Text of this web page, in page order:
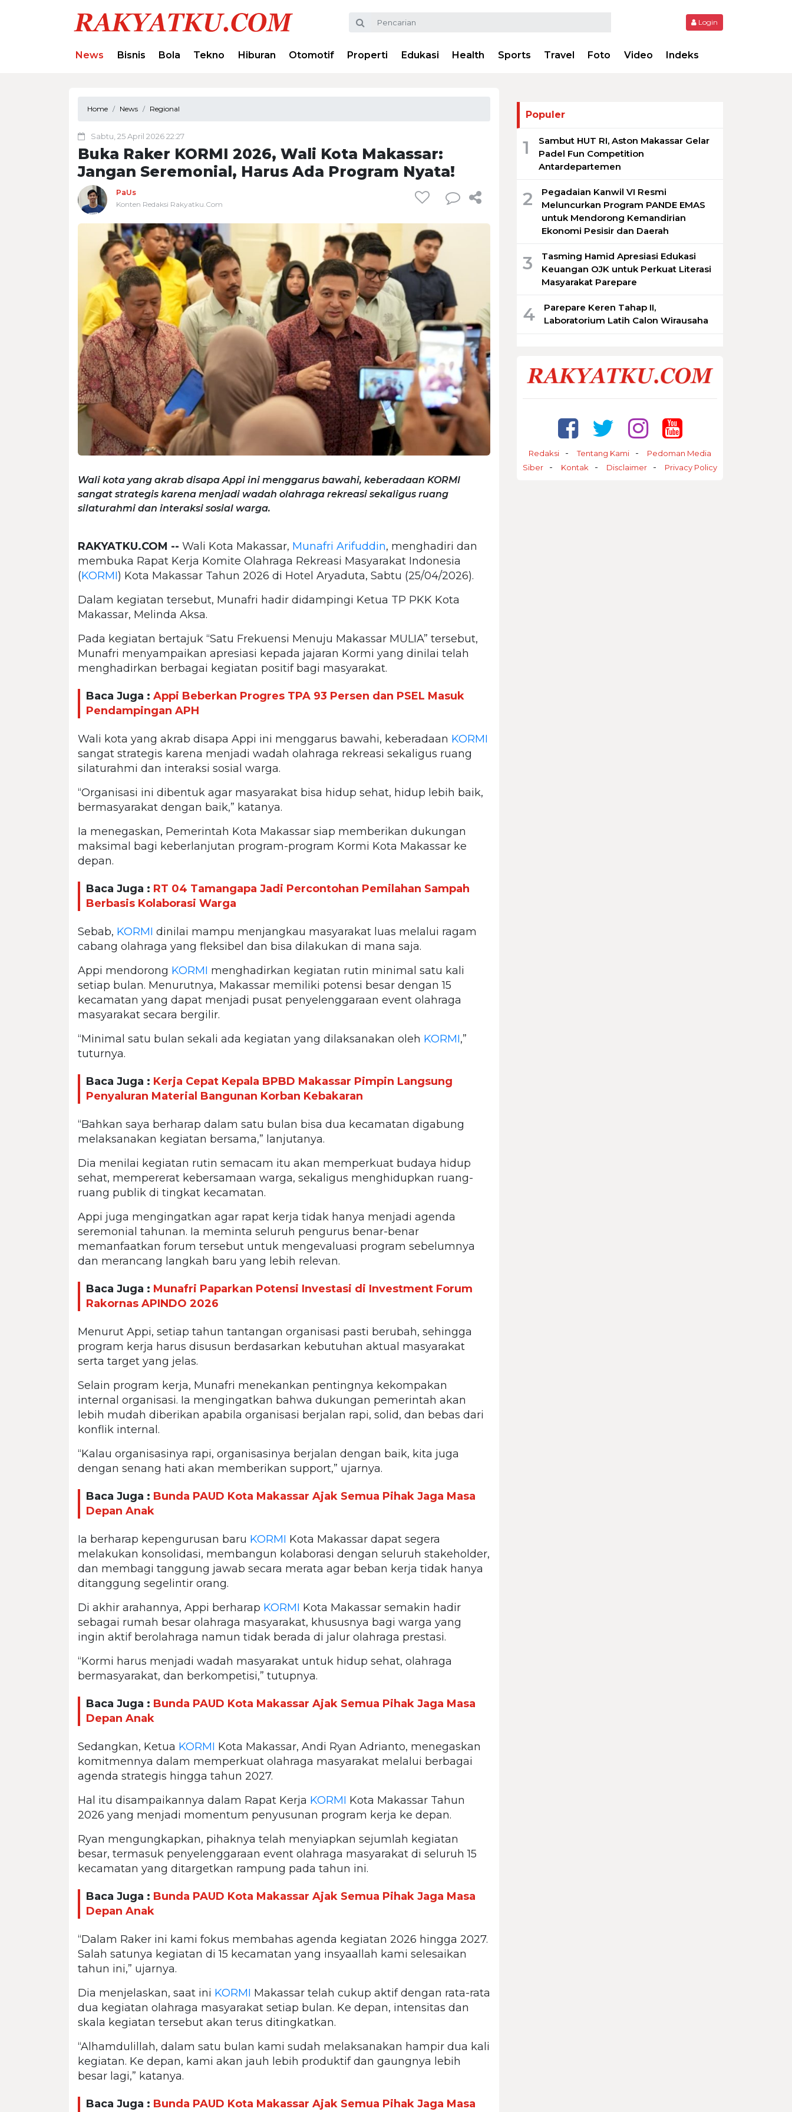
Login
News Bisnis Bola Tekno Hiburan Otomotif Properti Edukasi Health Sports Travel Foto Video Indeks
Home News Regional
Sabtu, 25 April 2026 22:27
Buka Raker KORMI 2026, Wali Kota Makassar:
Jangan Seremonial, Harus Ada Program Nyata!
PaUs
Konten Redaksi Rakyatku.Com
Wali kota yang akrab disapa Appi ini menggarus bawahi, keberadaan KORMI
sangat strategis karena menjadi wadah olahraga rekreasi sekaligus ruang
silaturahmi dan interaksi sosial warga.
RAKYATKU.COM -- Wali Kota Makassar, Munafri Arifuddin, menghadiri dan
membuka Rapat Kerja Komite Olahraga Rekreasi Masyarakat Indonesia
(KORMI) Kota Makassar Tahun 2026 di Hotel Aryaduta, Sabtu (25/04/2026).
Dalam kegiatan tersebut, Munafri hadir didampingi Ketua TP PKK Kota
Makassar, Melinda Aksa.
Pada kegiatan bertajuk “Satu Frekuensi Menuju Makassar MULIA” tersebut,
Munafri menyampaikan apresiasi kepada jajaran Kormi yang dinilai telah
menghadirkan berbagai kegiatan positif bagi masyarakat.
Baca Juga : Appi Beberkan Progres TPA 93 Persen dan PSEL Masuk
Pendampingan APH
Wali kota yang akrab disapa Appi ini menggarus bawahi, keberadaan KORMI
sangat strategis karena menjadi wadah olahraga rekreasi sekaligus ruang
silaturahmi dan interaksi sosial warga.
“Organisasi ini dibentuk agar masyarakat bisa hidup sehat, hidup lebih baik,
bermasyarakat dengan baik,” katanya.
Ia menegaskan, Pemerintah Kota Makassar siap memberikan dukungan
maksimal bagi keberlanjutan program-program Kormi Kota Makassar ke
depan.
Baca Juga : RT 04 Tamangapa Jadi Percontohan Pemilahan Sampah
Berbasis Kolaborasi Warga
Sebab, KORMI dinilai mampu menjangkau masyarakat luas melalui ragam
cabang olahraga yang fleksibel dan bisa dilakukan di mana saja.
Appi mendorong KORMI menghadirkan kegiatan rutin minimal satu kali
setiap bulan. Menurutnya, Makassar memiliki potensi besar dengan 15
kecamatan yang dapat menjadi pusat penyelenggaraan event olahraga
masyarakat secara bergilir.
“Minimal satu bulan sekali ada kegiatan yang dilaksanakan oleh KORMI,”
tuturnya.
Baca Juga : Kerja Cepat Kepala BPBD Makassar Pimpin Langsung
Penyaluran Material Bangunan Korban Kebakaran
“Bahkan saya berharap dalam satu bulan bisa dua kecamatan digabung
melaksanakan kegiatan bersama,” lanjutanya.
Dia menilai kegiatan rutin semacam itu akan memperkuat budaya hidup
sehat, mempererat kebersamaan warga, sekaligus menghidupkan ruang-
ruang publik di tingkat kecamatan.
Appi juga mengingatkan agar rapat kerja tidak hanya menjadi agenda
seremonial tahunan. Ia meminta seluruh pengurus benar-benar
memanfaatkan forum tersebut untuk mengevaluasi program sebelumnya
dan merancang langkah baru yang lebih relevan.
Baca Juga : Munafri Paparkan Potensi Investasi di Investment Forum
Rakornas APINDO 2026
Menurut Appi, setiap tahun tantangan organisasi pasti berubah, sehingga
program kerja harus disusun berdasarkan kebutuhan aktual masyarakat
serta target yang jelas.
Selain program kerja, Munafri menekankan pentingnya kekompakan
internal organisasi. Ia mengingatkan bahwa dukungan pemerintah akan
lebih mudah diberikan apabila organisasi berjalan rapi, solid, dan bebas dari
konflik internal.
“Kalau organisasinya rapi, organisasinya berjalan dengan baik, kita juga
dengan senang hati akan memberikan support,” ujarnya.
Baca Juga : Bunda PAUD Kota Makassar Ajak Semua Pihak Jaga Masa
Depan Anak
Ia berharap kepengurusan baru KORMI Kota Makassar dapat segera
melakukan konsolidasi, membangun kolaborasi dengan seluruh stakeholder,
dan membagi tanggung jawab secara merata agar beban kerja tidak hanya
ditanggung segelintir orang.
Di akhir arahannya, Appi berharap KORMI Kota Makassar semakin hadir
sebagai rumah besar olahraga masyarakat, khususnya bagi warga yang
ingin aktif berolahraga namun tidak berada di jalur olahraga prestasi.
“Kormi harus menjadi wadah masyarakat untuk hidup sehat, olahraga
bermasyarakat, dan berkompetisi,” tutupnya.
Baca Juga : Bunda PAUD Kota Makassar Ajak Semua Pihak Jaga Masa
Depan Anak
Sedangkan, Ketua KORMI Kota Makassar, Andi Ryan Adrianto, menegaskan
komitmennya dalam memperkuat olahraga masyarakat melalui berbagai
agenda strategis hingga tahun 2027.
Hal itu disampaikannya dalam Rapat Kerja KORMI Kota Makassar Tahun
2026 yang menjadi momentum penyusunan program kerja ke depan.
Ryan mengungkapkan, pihaknya telah menyiapkan sejumlah kegiatan
besar, termasuk penyelenggaraan event olahraga masyarakat di seluruh 15
kecamatan yang ditargetkan rampung pada tahun ini.
Baca Juga : Bunda PAUD Kota Makassar Ajak Semua Pihak Jaga Masa
Depan Anak
“Dalam Raker ini kami fokus membahas agenda kegiatan 2026 hingga 2027.
Salah satunya kegiatan di 15 kecamatan yang insyaallah kami selesaikan
tahun ini,” ujarnya.
Dia menjelaskan, saat ini KORMI Makassar telah cukup aktif dengan rata-rata
dua kegiatan olahraga masyarakat setiap bulan. Ke depan, intensitas dan
skala kegiatan tersebut akan terus ditingkatkan.
“Alhamdulillah, dalam satu bulan kami sudah melaksanakan hampir dua kali
kegiatan. Ke depan, kami akan jauh lebih produktif dan gaungnya lebih
besar lagi,” katanya.
Baca Juga : Bunda PAUD Kota Makassar Ajak Semua Pihak Jaga Masa
Populer
1
Sambut HUT RI, Aston Makassar Gelar
Padel Fun Competition
Antardepartemen
2
Pegadaian Kanwil VI Resmi
Meluncurkan Program PANDE EMAS
untuk Mendorong Kemandirian
Ekonomi Pesisir dan Daerah
3
Tasming Hamid Apresiasi Edukasi
Keuangan OJK untuk Perkuat Literasi
Masyarakat Parepare
4
Parepare Keren Tahap II,
Laboratorium Latih Calon Wirausaha
Redaksi Tentang Kami
Pedoman Media
Siber
Kontak Disclaimer Privacy Policy